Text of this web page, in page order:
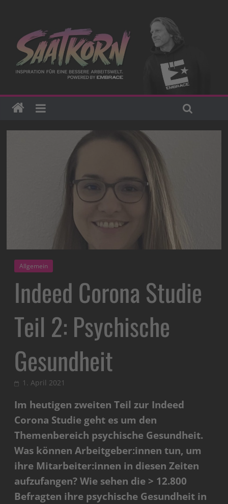
Allgemein
Indeed Corona Studie
Teil 2: Psychische
Gesundheit
1. April 2021
Im heutigen zweiten Teil zur Indeed
Corona Studie geht es um den
Themenbereich psychische Gesundheit.
Was können Arbeitgeber:innen tun, um
ihre Mitarbeiter:innen in diesen Zeiten
aufzufangen? Wie sehen die > 12.800
Befragten ihre psychische Gesundheit in